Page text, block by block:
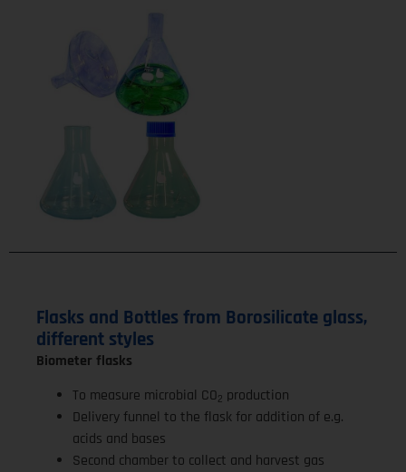
Flasks and Bottles from Borosilicate glass,
different styles
Biometer flasks
To measure microbial CO2 production
Delivery funnel to the flask for addition of e.g.
acids and bases
Second chamber to collect and harvest gas